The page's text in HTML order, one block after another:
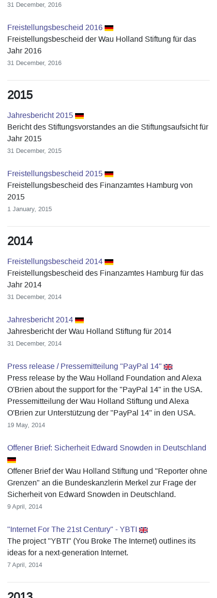
31 December, 2016
Freistellungsbescheid 2016
Freistellungsbescheid der Wau Holland Stiftung für das
Jahr 2016
31 December, 2016
2015
Jahresbericht 2015
Bericht des Stiftungsvorstandes an die Stiftungsaufsicht für
Jahr 2015
31 December, 2015
Freistellungsbescheid 2015
Freistellungsbescheid des Finanzamtes Hamburg von
2015
1 January, 2015
2014
Freistellungsbescheid 2014
Freistellungsbescheid des Finanzamtes Hamburg für das
Jahr 2014
31 December, 2014
Jahresbericht 2014
Jahresbericht der Wau Holland Stiftung für 2014
31 December, 2014
Press release / Pressemitteilung "PayPal 14"
Press release by the Wau Holland Foundation and Alexa
O'Brien about the support for the "PayPal 14" in the USA.
Pressemitteilung der Wau Holland Stiftung und Alexa
O'Brien zur Unterstützung der "PayPal 14" in den USA.
19 May, 2014
Offener Brief: Sicherheit Edward Snowden in Deutschland
Offener Brief der Wau Holland Stiftung und "Reporter ohne
Grenzen" an die Bundeskanzlerin Merkel zur Frage der
Sicherheit von Edward Snowden in Deutschland.
9 April, 2014
"Internet For The 21st Century" - YBTI
The project "YBTI" (You Broke The Internet) outlines its
ideas for a next-generation Internet.
7 April, 2014